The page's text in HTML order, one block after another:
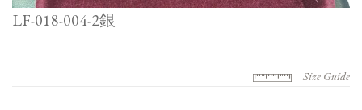
LF-018-004-2銀
Size Guide